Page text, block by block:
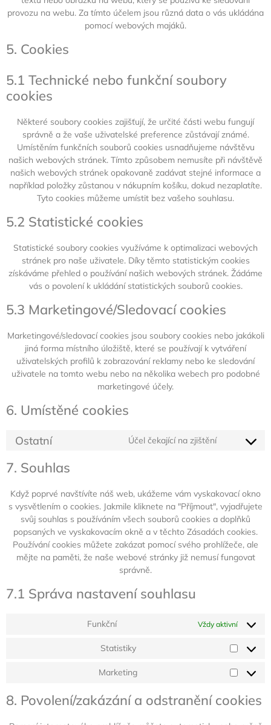
provozu na webu. Za tímto účelem jsou různá data o vás ukládána
pomocí webových majáků.
5. Cookies
5.1 Technické nebo funkční soubory
cookies
Některé soubory cookies zajišťují, že určité části webu fungují
správně a že vaše uživatelské preference zůstávají známé.
Umístěním funkčních souborů cookies usnadňujeme návštěvu
našich webových stránek. Tímto způsobem nemusíte při návštěvě
našich webových stránek opakovaně zadávat stejné informace a
například položky zůstanou v nákupním košíku, dokud nezaplatíte.
Tyto cookies můžeme umístit bez vašeho souhlasu.
5.2 Statistické cookies
Statistické soubory cookies využíváme k optimalizaci webových
stránek pro naše uživatele. Díky těmto statistickým cookies
získáváme přehled o používání našich webových stránek. Žádáme
vás o povolení k ukládání statistických souborů cookies.
5.3 Marketingové/Sledovací cookies
Marketingové/sledovací cookies jsou soubory cookies nebo jakákoli
jiná forma místního úložiště, které se používají k vytváření
uživatelských profilů k zobrazování reklamy nebo ke sledování
uživatele na tomto webu nebo na několika webech pro podobné
marketingové účely.
6. Umístěné cookies
Ostatní Účel čekající na zjištění
7. Souhlas
Když poprvé navštívíte náš web, ukážeme vám vyskakovací okno
s vysvětlením o cookies. Jakmile kliknete na "Příjmout", vyjadřujete
svůj souhlas s používáním všech souborů cookies a doplňků
popsaných ve vyskakovacím okně a v těchto Zásadách cookies.
Používání cookies můžete zakázat pomocí svého prohlížeče, ale
mějte na paměti, že naše webové stránky již nemusí fungovat
správně.
7.1 Správa nastavení souhlasu
Funkční Vždy aktivní
Statistiky
Marketing
8. Povolení/zakázání a odstranění cookies